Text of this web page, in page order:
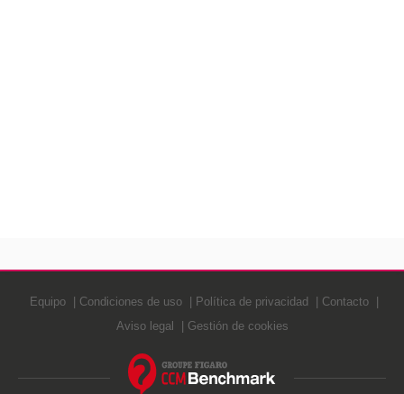
Equipo Condiciones de uso Política de privacidad
Contacto
Aviso legal
Gestión de cookies